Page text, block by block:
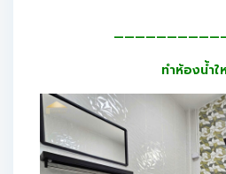
ทำห้องน้ำใ